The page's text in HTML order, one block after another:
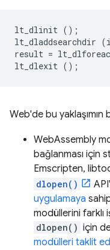
lt_dlinit ();
lt_dladdsearchdir (
result =
lt_dlexit ();
Web'de bu yaklaşımın
WebAssembly
bağlanması için
Emscripten,
dlopen()
uygulamaya
modüllerini farklı
dlopen() için
modülleri taklit